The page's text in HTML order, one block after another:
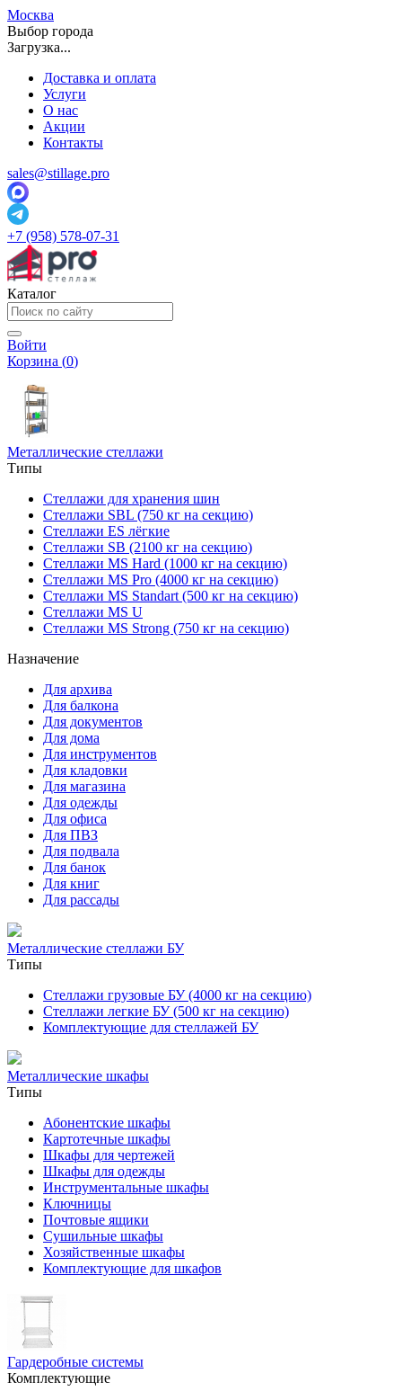
Москва
Выбор города
Загрузка...
Доставка и оплата
Услуги
О нас
Акции
Контакты
sales@stillage.pro
+7 (958) 578-07-31
Каталог
Войти
Корзина (0)
Металлические стеллажи
Типы
Стеллажи для хранения шин
Стеллажи SBL (750 кг на секцию)
Стеллажи ES лёгкие
Стеллажи SB (2100 кг на секцию)
Стеллажи MS Hard (1000 кг на секцию)
Стеллажи MS Pro (4000 кг на секцию)
Стеллажи MS Standart (500 кг на секцию)
Стеллажи MS U
Стеллажи MS Strong (750 кг на секцию)
Назначение
Для архива
Для балкона
Для документов
Для дома
Для инструментов
Для кладовки
Для магазина
Для одежды
Для офиса
Для ПВЗ
Для подвала
Для банок
Для книг
Для рассады
Металлические стеллажи БУ
Типы
Стеллажи грузовые БУ (4000 кг на секцию)
Стеллажи легкие БУ (500 кг на секцию)
Комплектующие для стеллажей БУ
Металлические шкафы
Типы
Абонентские шкафы
Картотечные шкафы
Шкафы для чертежей
Шкафы для одежды
Инструментальные шкафы
Ключницы
Почтовые ящики
Сушильные шкафы
Хозяйственные шкафы
Комплектующие для шкафов
Гардеробные системы
Комплектующие